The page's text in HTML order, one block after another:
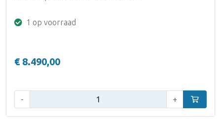
1 op voorraad
€ 8.490,00
- + In